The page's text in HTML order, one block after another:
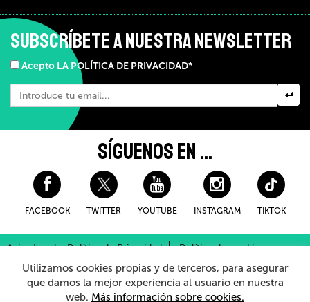
SUBSCRÍBETE A NUESTRA NEWSLETTER
Acepto LA POLÍTICA DE PRIVACIDAD*
SÍGUENOS EN ...
FACEBOOK TWITTER YOUTUBE INSTAGRAM TIKTOK
Aviso Legal y Política de Privacidad
Política de cookies
Condiciones Generales de Compra
Sistema Interno de Información
Utilizamos cookies propias y de terceros, para asegurar
que damos la mejor experiencia al usuario en nuestra
web. Más información sobre cookies.